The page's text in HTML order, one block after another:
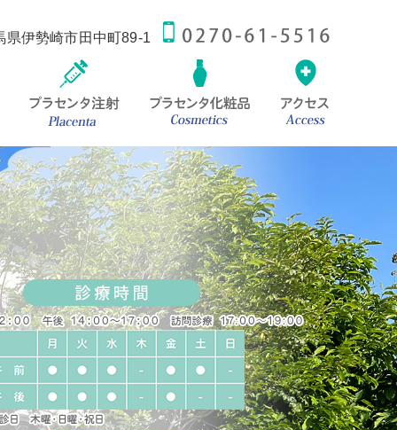
県伊勢崎市田中町89-1